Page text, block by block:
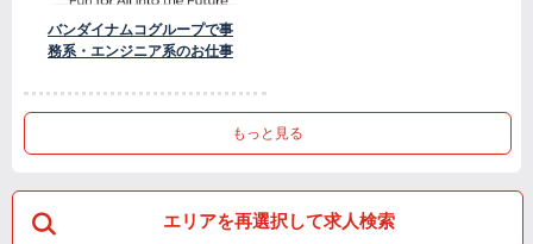
バンダイナムコグループで事
務系・エンジニア系のお仕事
もっと見る
エリアを再選択して求人検索